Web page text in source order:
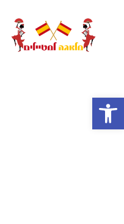
פתח סרגל נגישות